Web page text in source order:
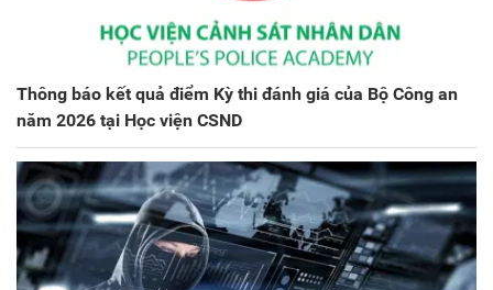
Thông báo kết quả điểm Kỳ thi đánh giá của Bộ Công an
năm 2026 tại Học viện CSND